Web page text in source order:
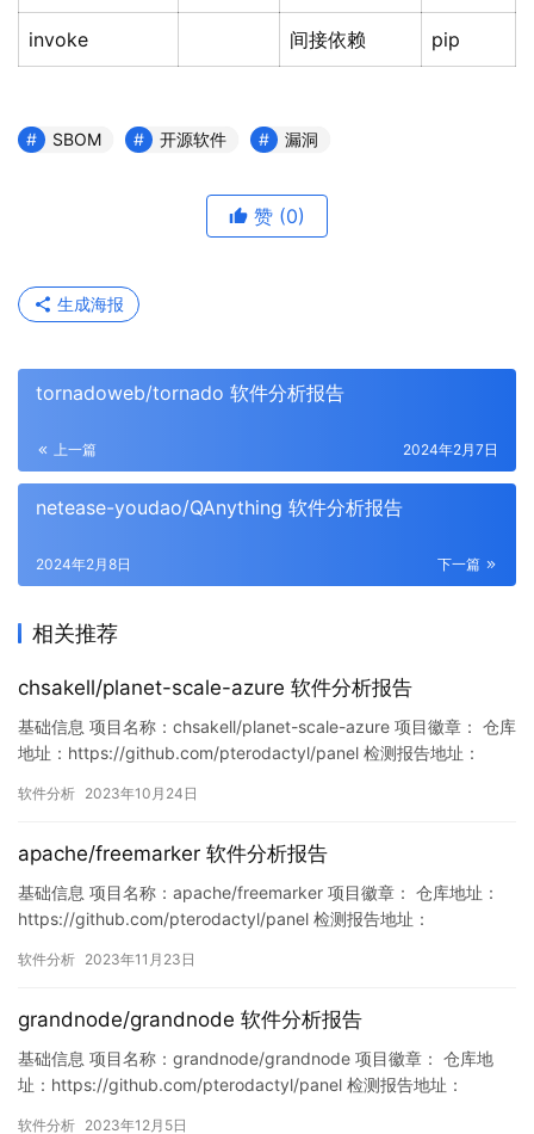
invoke 间接依赖 pip
SBOM 开源软件 漏洞
赞 (0)
生成海报
tornadoweb/tornado 软件分析报告
上一篇 2024年2月7日
netease-youdao/QAnything 软件分析报告
下一篇
2024年2月8日
相关推荐
chsakell/planet-scale-azure 软件分析报告
基础信息 项目名称：chsakell/planet-scale-azure 项目徽章： 仓库
地址：https://github.com/pterodactyl/panel 检测报告地址：
2864/1716668134332350464 此报告由Mu…
软件分析 2023年10月24日
apache/freemarker 软件分析报告
基础信息 项目名称：apache/freemarker 项目徽章： 仓库地址：
https://github.com/pterodactyl/panel 检测报告地址：
55328/1727362290302275584 此报告由Murphysec提供 …
软件分析 2023年11月23日
grandnode/grandnode 软件分析报告
基础信息 项目名称：grandnode/grandnode 项目徽章： 仓库地
址：https://github.com/pterodactyl/panel 检测报告地址：
软件分析 2023年12月5日